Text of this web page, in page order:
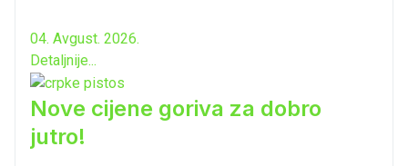
04. Avgust. 2026.
Detaljnije...
Nove cijene goriva za dobro
jutro!